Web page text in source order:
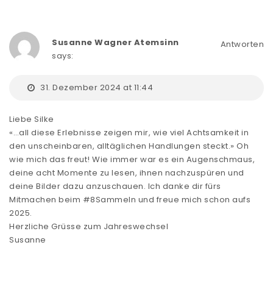
Antworten
Susanne Wagner Atemsinn
says:
31. Dezember 2024 at 11:44
Liebe Silke
«…all diese Erlebnisse zeigen mir, wie viel Achtsamkeit in
den unscheinbaren, alltäglichen Handlungen steckt.» Oh
wie mich das freut! Wie immer war es ein Augenschmaus,
deine acht Momente zu lesen, ihnen nachzuspüren und
deine Bilder dazu anzuschauen. Ich danke dir fürs
Mitmachen beim #8Sammeln und freue mich schon aufs
2025.
Herzliche Grüsse zum Jahreswechsel
Susanne